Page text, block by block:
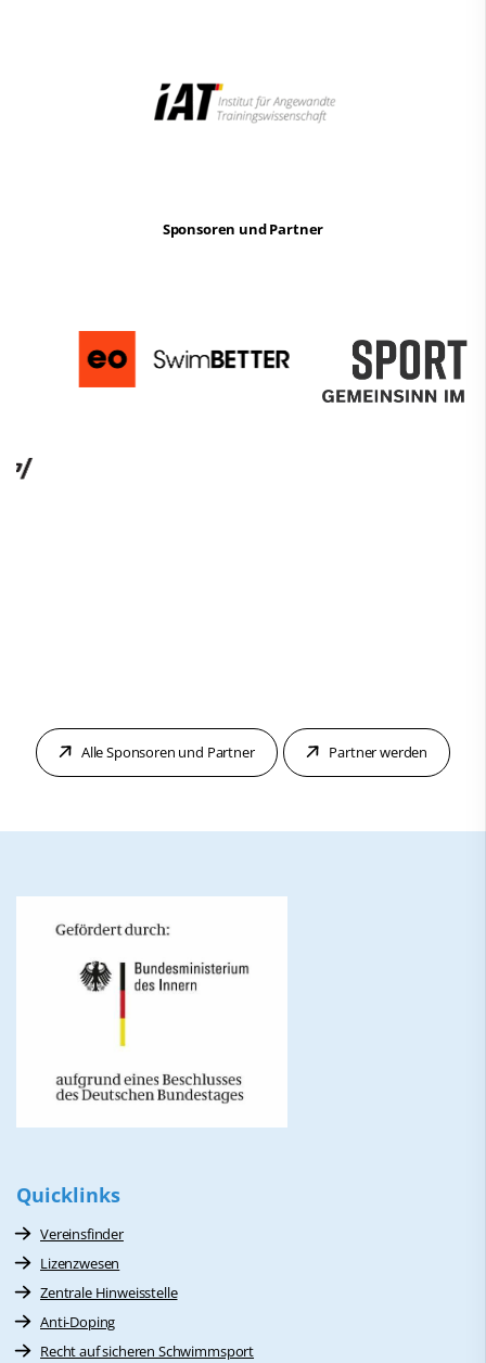
Sponsoren und Partner
Alle Sponsoren und Partner Partner werden
Quicklinks
Vereinsfinder
Lizenzwesen
Zentrale Hinweisstelle
Anti-Doping
Recht auf sicheren Schwimmsport